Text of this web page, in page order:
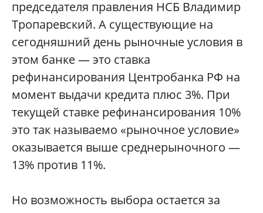
председателя правления НСБ Владимир
Тропаревский. А существующие на
сегодняшний день рыночные условия в
этом банке — это ставка
рефинансирования Центробанка РФ на
момент выдачи кредита плюс 3%. При
текущей ставке рефинансирования 10%
это так называемо «рыночное условие»
оказывается выше среднерыночного —
13% против 11%.
Но возможность выбора остается за